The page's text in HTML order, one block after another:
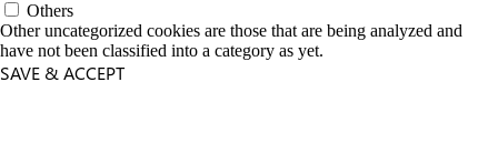
Others
Other uncategorized cookies are those that are being analyzed and
have not been classified into a category as yet.
SAVE & ACCEPT